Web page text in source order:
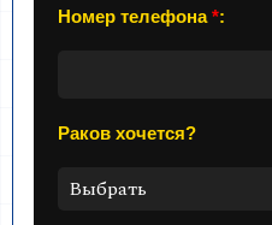
Номер телефона*:
Раков хочется?